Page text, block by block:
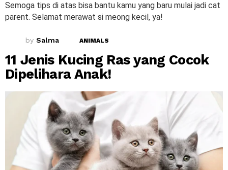
Semoga tips di atas bisa bantu kamu yang baru mulai jadi cat
parent. Selamat merawat si meong kecil, ya!
by Salma ANIMALS
11 Jenis Kucing Ras yang Cocok
Dipelihara Anak!